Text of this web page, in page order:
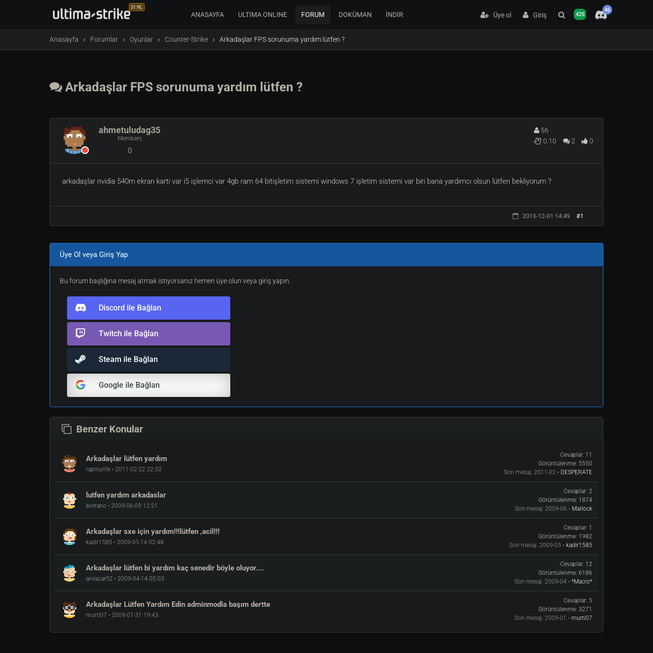
21.YIL
ANASAYFA ULTIMA ONLINE FORUM DOKÜMAN İNDİR Üye ol Giriş 425
46
Anasayfa Forumlar Oyunlar Counter-Strike Arkadaşlar FPS sorunuma yardım lütfen ?
Arkadaşlar FPS sorunuma yardım lütfen ?
ahmetuludag35
Members
0
56
0.10
2 0
arkadaşlar nvidia 540m ekran kartı var i5 işlemci var 4gb ram 64 bitişletim sistemi windows 7 işletim sistemi var biri bana yardımcı olsun lütfen bekliyorum ?
2013-12-01 14:49 #1
Üye Ol veya Giriş Yap
Bu forum başlığına mesaj atmak istiyorsanız hemen üye olun veya giriş yapın.
Discord ile Bağlan
Twitch ile Bağlan
Steam ile Bağlan
Google ile Bağlan
Benzer Konular
Arkadaşlar lütfen yardım
rapmylife • 2011-02-22 22:52
Cevaplar: 11
Görüntülenme: 5550
Son mesaj: 2011-02 • DESPERATE
lutfen yardım arkadaslar
borrano • 2009-06-09 12:21
Cevaplar: 2
Görüntülenme: 1874
Son mesaj: 2009-06 • Marlock
Arkadaşlar sxe için yardım!!!lütfen ,acil!!!
kadir1585 • 2009-05-14 02:48
Cevaplar: 1
Görüntülenme: 1982
Son mesaj: 2009-05 • kadir1585
Arkadaşlar lütfen bi yardım kaç senedir böyle oluyor....
anilacar52 • 2009-04-14 05:03
Cevaplar: 12
Görüntülenme: 6186
Son mesaj: 2009-04 • *Macro*
Arkadaşlar Lütfen Yardım Edin adminmodla başım dertte
murti07 • 2009-01-31 19:43
Cevaplar: 5
Görüntülenme: 3271
Son mesaj: 2009-01 • murti07